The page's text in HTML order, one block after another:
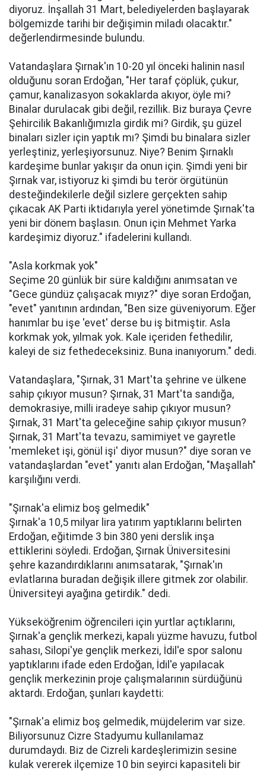
diyoruz. İnşallah 31 Mart, belediyelerden başlayarak
bölgemizde tarihi bir değişimin miladı olacaktır."
değerlendirmesinde bulundu.
Vatandaşlara Şırnak'ın 10-20 yıl önceki halinin nasıl
olduğunu soran Erdoğan, "Her taraf çöplük, çukur,
çamur, kanalizasyon sokaklarda akıyor, öyle mi?
Binalar durulacak gibi değil, rezillik. Biz buraya Çevre
Şehircilik Bakanlığımızla girdik mi? Girdik, şu güzel
binaları sizler için yaptık mı? Şimdi bu binalara sizler
yerleştiniz, yerleşiyorsunuz. Niye? Benim Şırnaklı
kardeşime bunlar yakışır da onun için. Şimdi yeni bir
Şırnak var, istiyoruz ki şimdi bu terör örgütünün
desteğindekilerle değil sizlere gerçekten sahip
çıkacak AK Parti iktidarıyla yerel yönetimde Şırnak'ta
yeni bir dönem başlasın. Onun için Mehmet Yarka
kardeşimiz diyoruz." ifadelerini kullandı.
"Asla korkmak yok"
Seçime 20 günlük bir süre kaldığını anımsatan ve
"Gece gündüz çalışacak mıyız?" diye soran Erdoğan,
"evet" yanıtının ardından, "Ben size güveniyorum. Eğer
hanımlar bu işe 'evet' derse bu iş bitmiştir. Asla
korkmak yok, yılmak yok. Kale içeriden fethedilir,
kaleyi de siz fethedeceksiniz. Buna inanıyorum." dedi.
Vatandaşlara, "Şırnak, 31 Mart'ta şehrine ve ülkene
sahip çıkıyor musun? Şırnak, 31 Mart'ta sandığa,
demokrasiye, milli iradeye sahip çıkıyor musun?
Şırnak, 31 Mart'ta geleceğine sahip çıkıyor musun?
Şırnak, 31 Mart'ta tevazu, samimiyet ve gayretle
'memleket işi, gönül işi' diyor musun?" diye soran ve
vatandaşlardan "evet" yanıtı alan Erdoğan, "Maşallah"
karşılığını verdi.
"Şırnak'a elimiz boş gelmedik"
Şırnak'a 10,5 milyar lira yatırım yaptıklarını belirten
Erdoğan, eğitimde 3 bin 380 yeni derslik inşa
ettiklerini söyledi. Erdoğan, Şırnak Üniversitesini
şehre kazandırdıklarını anımsatarak, "Şırnak'ın
evlatlarına buradan değişik illere gitmek zor olabilir.
Üniversiteyi ayağına getirdik." dedi.
Yükseköğrenim öğrencileri için yurtlar açtıklarını,
Şırnak'a gençlik merkezi, kapalı yüzme havuzu, futbol
sahası, Silopi'ye gençlik merkezi, İdil'e spor salonu
yaptıklarını ifade eden Erdoğan, İdil'e yapılacak
gençlik merkezinin proje çalışmalarının sürdüğünü
aktardı. Erdoğan, şunları kaydetti:
"Şırnak'a elimiz boş gelmedik, müjdelerim var size.
Biliyorsunuz Cizre Stadyumu kullanılamaz
durumdaydı. Biz de Cizreli kardeşlerimizin sesine
kulak vererek ilçemize 10 bin seyirci kapasiteli bir